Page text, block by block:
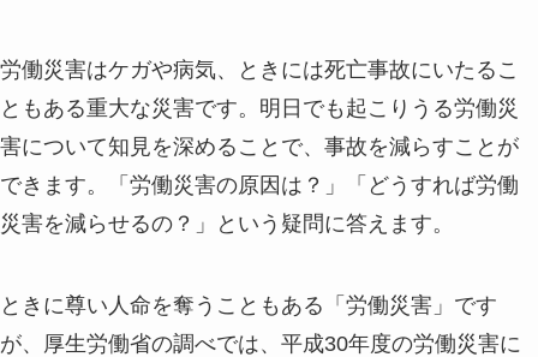
労働災害はケガや病気、ときには死亡事故にいたるこ
ともある重大な災害です。明日でも起こりうる労働災
害について知見を深めることで、事故を減らすことが
できます。「労働災害の原因は？」「どうすれば労働
災害を減らせるの？」という疑問に答えます。
ときに尊い人命を奪うこともある「労働災害」です
が、厚生労働省の調べでは、平成30年度の労働災害に